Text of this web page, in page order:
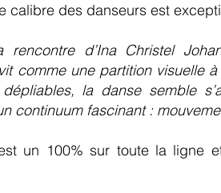
calibre des danseurs est
rencontre d’Ina Christel
comme une partition visuelle
la danse semble
continuum fascinant :
un 100% sur toute la ligne